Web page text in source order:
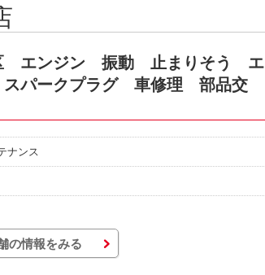
エンジン 振動 止まりそう エ
パークプラグ 車修理 部品交
ナンス
の情報をみる